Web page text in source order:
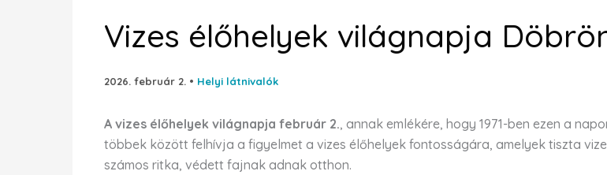
Vizes élőhelyek világnapja
2026. február 2. • Helyi látnivalók
A vizes élőhelyek világnapja február 2. , annak emlékére, hogy 1971-ben ezen a
többek között felhívja a figyelmet a vizes élőhelyek fontosságára, amelyek tiszta
számos ritka, védett fajnak adnak otthon.